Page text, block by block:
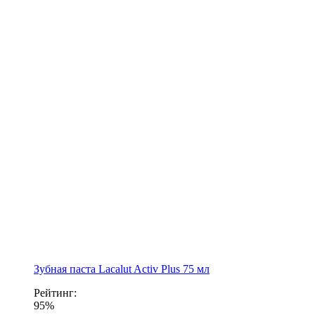
Зубная паста Lacalut Activ Plus 75 мл
Рейтинг:
95%